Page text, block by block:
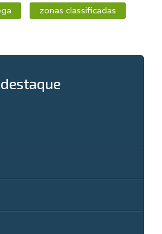
zonas classificadas